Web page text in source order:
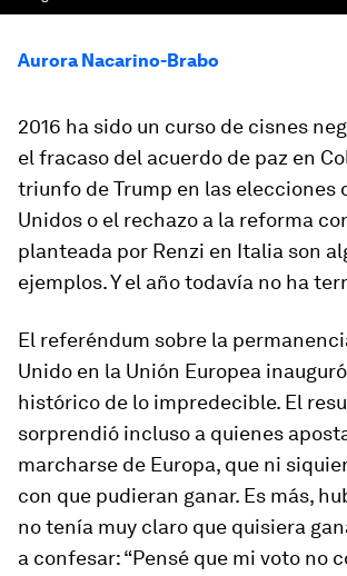
Aurora Nacarino-Brabo
2016 ha sido un curso de cisnes
el fracaso del acuerdo de paz en
triunfo de Trump en las elecciones
Unidos o el rechazo a la reforma
planteada por Renzi en Italia son
ejemplos. Y el año todavía no ha
El referéndum sobre la
Unido en la Unión Europea
histórico de lo impredecible. El
sorprendió incluso a quienes
marcharse de Europa, que ni
con que pudieran ganar. Es más,
no tenía muy claro que quisiera
a confesar: “Pensé que mi voto no